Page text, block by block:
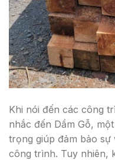
Khi nói đến các công
nhắc đến Dầm Gỗ,
trọng giúp đảm bảo
công trình. Tuy nhiên,